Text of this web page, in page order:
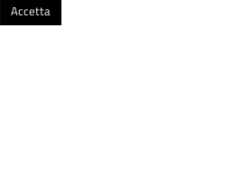
Accetta